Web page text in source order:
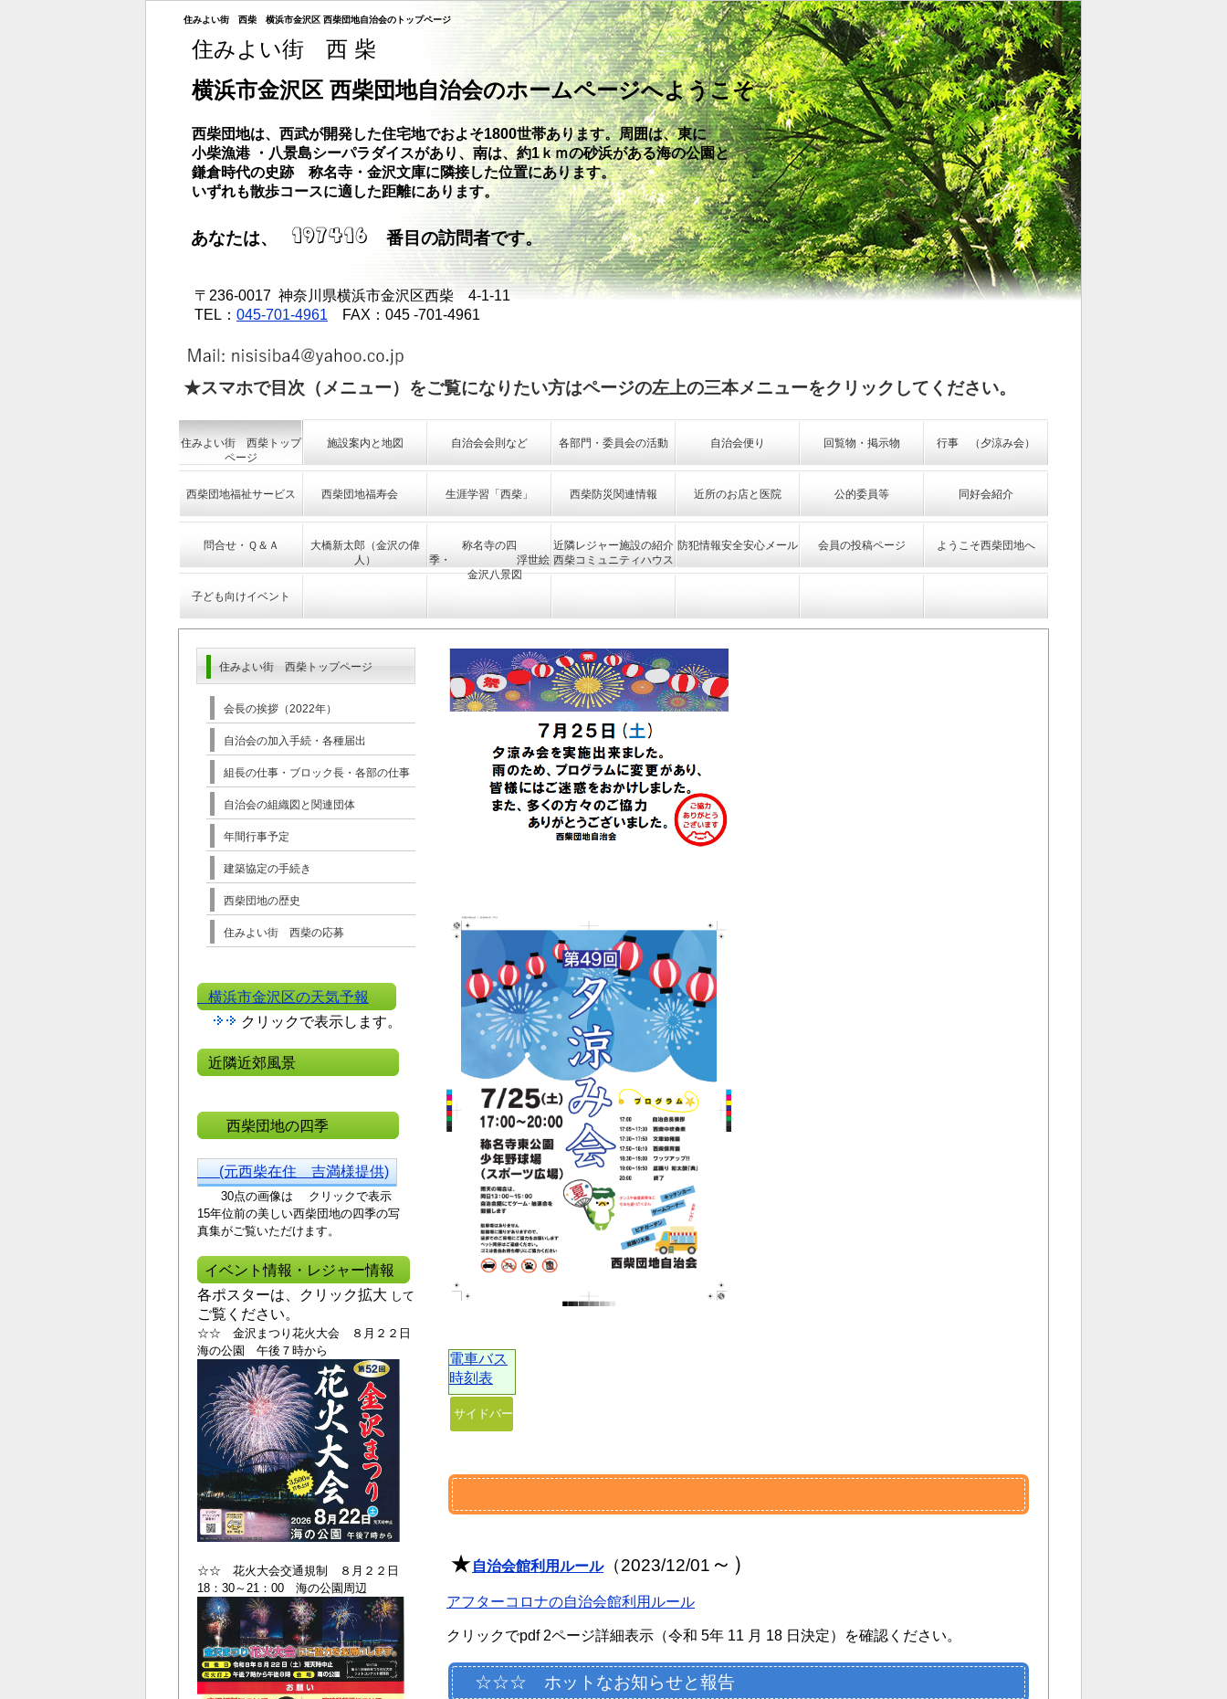
住みよい街 西柴 横浜市金沢区 西柴団地自治会のトップページ
住みよい街 西 柴
横浜市金沢区 西柴団地自治会のホームページへようこそ
西柴団地は、西武が開発した住宅地でおよそ1800世帯あります。周囲は、東に
小柴漁港 ・八景島シーパラダイスがあり、南は、約1ｋｍの砂浜がある海の公園と
鎌倉時代の史跡 称名寺・金沢文庫に隣接した位置にあります。
いずれも散歩コースに適した距離にあります。
あなたは、 番目の訪問者です。
〒236-0017 神奈川県横浜市金沢区西柴 4-1-11
TEL： 045-701-4961 FAX：045 -701-4961
★スマホで目次（メニュー）をご覧になりたい方はページの左上の三本メニューをクリックしてください。
住みよい街 西柴トップ
ページ
施設案内と地図 自治会会則など 各部門・委員会の活動 自治会便り 回覧物・掲示物 行事 （夕涼み会）
西柴団地福祉サービス 西柴団地福寿会 生涯学習「西柴」 西柴防災関連情報 近所のお店と医院 公的委員等 同好会紹介
問合せ・Ｑ＆Ａ
大橋新太郎（金沢の偉
人）
称名寺の四
季・ 浮世絵
金沢八景図
近隣レジャー施設の紹介
西柴コミュニティハウス
防犯情報安全安心メール 会員の投稿ページ ようこそ西柴団地へ
子ども向けイベント
電車バス
時刻表
サイドバー
★自治会館利用ルール（2023/12/01 ～）
アフターコロナの自治会館利用ルール
クリックでpdf 2ページ詳細表示（令和 5年 11 月 18 日決定）を確認ください。
☆☆☆ ホットなお知らせと報告
住みよい街 西柴トップページ
会長の挨拶（2022年）
自治会の加入手続・各種届出
組長の仕事・ブロック長・各部の仕事
自治会の組織図と関連団体
年間行事予定
建築協定の手続き
西柴団地の歴史
住みよい街 西柴の応募
横浜市金沢区の天気予報
クリックで表示します。
近隣近郊風景
西柴団地の四季
(元西柴在住 吉満様提供)
30点の画像は クリックで表示
15年位前の美しい西柴団地の四季の写
真集がご覧いただけます。
イベント情報・レジャー情報
各ポスターは、クリック拡大 して
ご覧ください。
☆☆ 金沢まつり花火大会 ８月２２日
海の公園 午後７時から
☆☆ 花火大会交通規制 ８月２２日
18：30～21：00 海の公園周辺